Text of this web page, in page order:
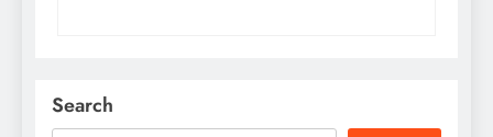
Search